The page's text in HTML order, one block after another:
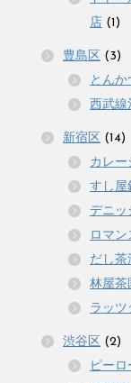
店 (1)
豊島区 (3)
とんか
西武線
新宿区 (14)
カレー
すし屋
デニッ
ロマン
だし茶
林屋茶
ラッツ
渋谷区 (2)
ピー